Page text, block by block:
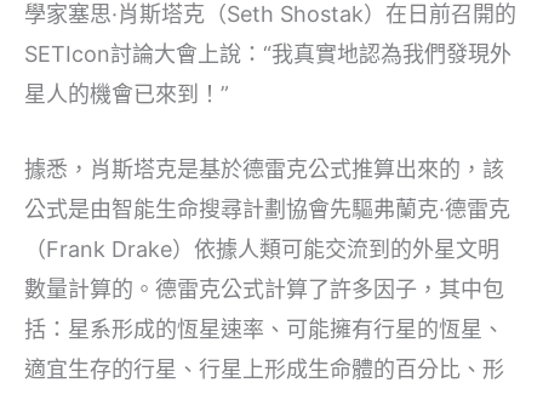
學家塞思·肖斯塔克（Seth Shostak）在日前召開的
SETIcon討論大會上說：“我真實地認為我們發現外
星人的機會已來到！”
據悉，肖斯塔克是基於德雷克公式推算出來的，該
公式是由智能生命搜尋計劃協會先驅弗蘭克·德雷克
（Frank Drake）依據人類可能交流到的外星文明
數量計算的。德雷克公式計算了許多因子，其中包
括：星系形成的恆星速率、可能擁有行星的恆星、
適宜生存的行星、行星上形成生命體的百分比、形